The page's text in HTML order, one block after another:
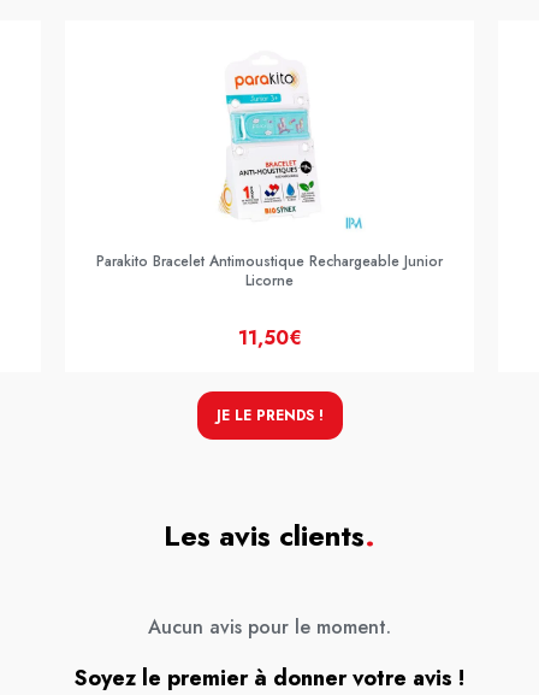
Parakito Bracelet Antimoustique Rechargeable Junior
Licorne
11,50€
JE LE PRENDS !
Les avis clients.
Aucun avis pour le moment.
Soyez le premier à donner votre avis !